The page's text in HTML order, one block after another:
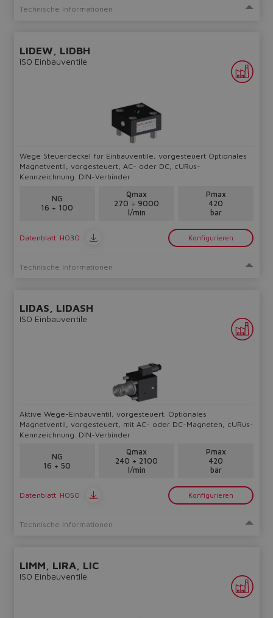
Technische Informationen
LIDEW, LIDBH
ISO Einbauventile
Wege Steuerdeckel für Einbauventile, vorgesteuert Optionales
Magnetventil, vorgesteuert, AC- oder DC, cURus-
Kennzeichnung. DIN-Verbinder
NG
16 ÷ 100
Qmax
270 ÷ 9000
l/min
Pmax
420
bar
Datenblatt H030 Konfigurieren
Technische Informationen
LIDAS, LIDASH
ISO Einbauventile
Aktive Wege-Einbauventil, vorgesteuert. Optionales
Magnetventil, vorgesteuert, mit AC- oder DC-Magneten, cURus-
Kennzeichnung. DIN-Verbinder
NG
16 ÷ 50
Qmax
240 ÷ 2100
l/min
Pmax
420
bar
Datenblatt H050 Konfigurieren
Technische Informationen
LIMM, LIRA, LIC
ISO Einbauventile